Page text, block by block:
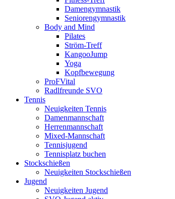
Damengymnastik
Seniorengymnastik
Body and Mind
Pilates
Ström-Treff
KangooJump
Yoga
Kopfbewegung
ProFVital
Radlfreunde SVO
Tennis
Neuigkeiten Tennis
Damenmannschaft
Herrenmannschaft
Mixed-Mannschaft
Tennisjugend
Tennisplatz buchen
Stockschießen
Neuigkeiten Stockschießen
Jugend
Neuigkeiten Jugend